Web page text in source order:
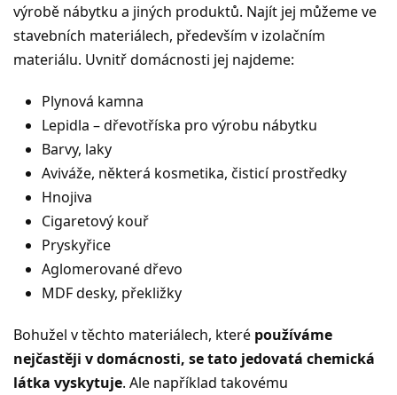
výrobě nábytku a jiných produktů. Najít jej můžeme ve
stavebních materiálech, především v izolačním
materiálu. Uvnitř domácnosti jej najdeme:
Plynová kamna
Lepidla – dřevotříska pro výrobu nábytku
Barvy, laky
Aviváže, některá kosmetika, čisticí prostředky
Hnojiva
Cigaretový kouř
Pryskyřice
Aglomerované dřevo
MDF desky, překližky
Bohužel v těchto materiálech, které používáme
nejčastěji v domácnosti, se tato jedovatá chemická
látka vyskytuje. Ale například takovému